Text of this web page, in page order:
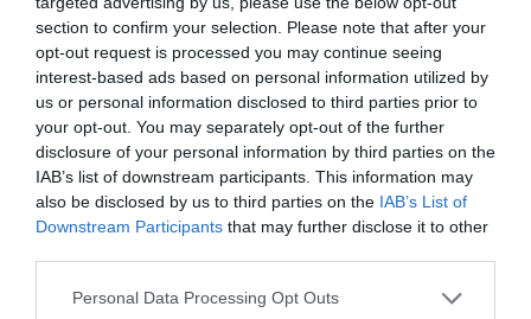
section to confirm your selection. Please note that after your
opt-out request is processed you may continue seeing
interest-based ads based on personal information utilized by
us or personal information disclosed to third parties prior to
your opt-out. You may separately opt-out of the further
disclosure of your personal information by third parties on the
IAB’s list of downstream participants. This information may
also be disclosed by us to third parties on the IAB’s List of
Downstream Participants that may further disclose it to other
Personal Data Processing Opt Outs